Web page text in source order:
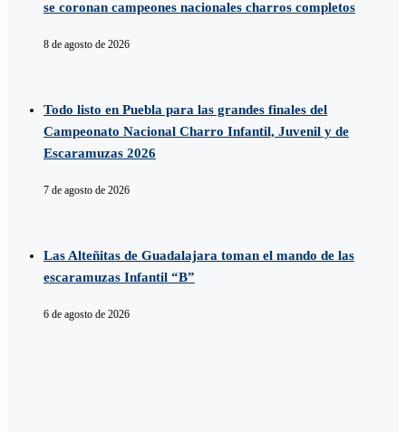
se coronan campeones nacionales charros completos
8 de agosto de 2026
Todo listo en Puebla para las grandes finales del
Campeonato Nacional Charro Infantil, Juvenil y de
Escaramuzas 2026
7 de agosto de 2026
Las Alteñitas de Guadalajara toman el mando de las
escaramuzas Infantil “B”
6 de agosto de 2026